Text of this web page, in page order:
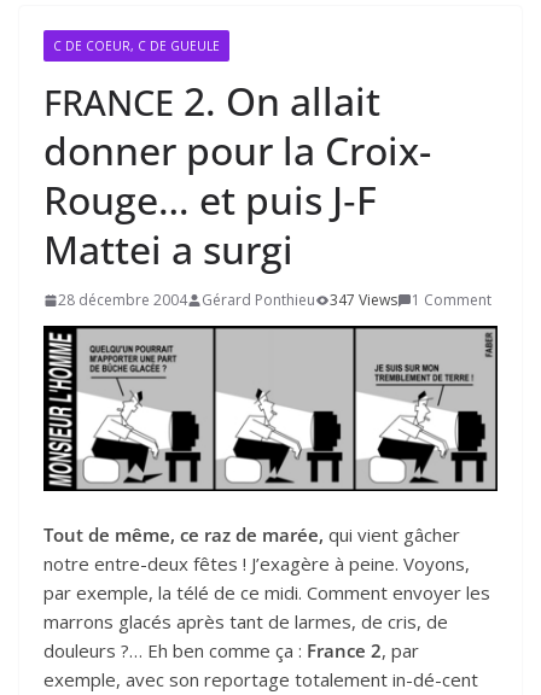
C DE COEUR, C DE GUEULE
FRANCE 2. On allait
donner pour la Croix-
Rouge… et puis J‑F
Mattei a surgi
28 décembre 2004 Gérard Ponthieu 347 Views 1 Comment
Tout de même, ce raz de marée, qui vient gâcher
notre entre-deux fêtes ! J’exagère à peine. Voyons,
par exemple, la télé de ce midi. Comment envoyer les
marrons glacés après tant de larmes, de cris, de
douleurs ?… Eh ben comme ça : France 2, par
exemple, avec son reportage totalement in-dé-cent